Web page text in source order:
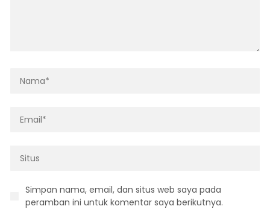
Simpan nama, email, dan situs web saya pada
peramban ini untuk komentar saya berikutnya.